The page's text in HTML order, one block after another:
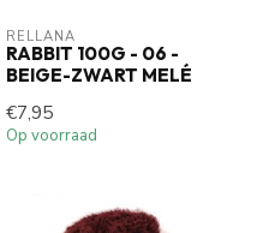
RELLANA
RABBIT 100G - 06 -
BEIGE-ZWART MELÉ
€7,95
Op voorraad